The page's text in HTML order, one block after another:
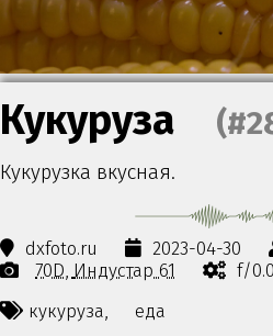
Кукуруза
Кукурузка вкусная.
dxfoto.ru 2023-04-30
70D Индустар 61
f/
кукуруза,
еда